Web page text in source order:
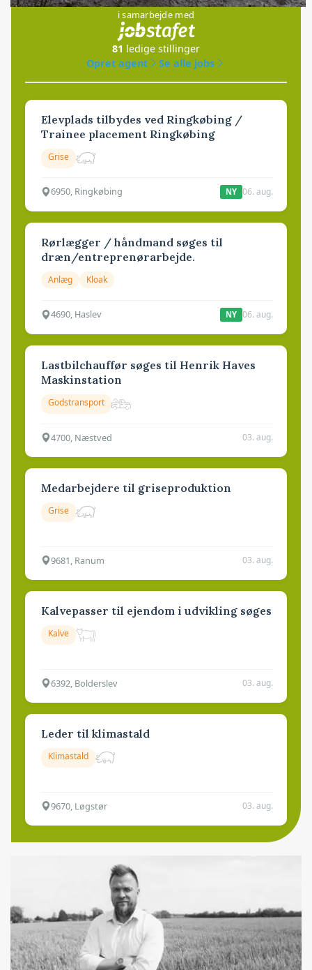
i samarbejde med
81 ledige stillinger
Opret agent
Se alle jobs
Elevplads tilbydes ved Ringkøbing /
Trainee placement Ringkøbing
Grise
6950, Ringkøbing NY 06. aug.
Rørlægger / håndmand søges til
dræn/entreprenørarbejde.
Anlæg Kloak
4690, Haslev NY 06. aug.
Lastbilchauffør søges til Henrik Haves
Maskinstation
Godstransport
4700, Næstved 03. aug.
Medarbejdere til griseproduktion
Grise
9681, Ranum 03. aug.
Kalvepasser til ejendom i udvikling søges
Kalve
6392, Bolderslev 03. aug.
Leder til klimastald
Klimastald
9670, Løgstør 03. aug.